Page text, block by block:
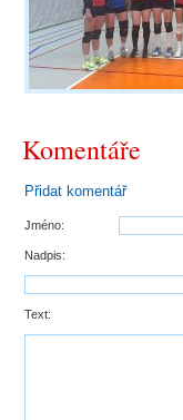
Komentáře
Přidat komentář
Jméno:
Nadpis:
Text: